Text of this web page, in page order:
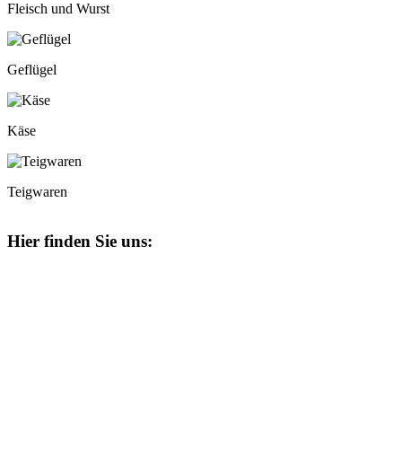
Fleisch und Wurst
Geflügel
Käse
Teigwaren
Hier finden Sie uns: